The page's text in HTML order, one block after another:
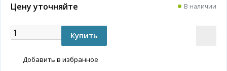
Цену уточняйте В наличии
Добавить в избранное